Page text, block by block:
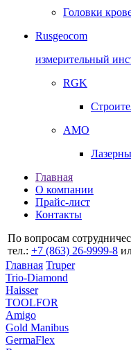
Головки
Rusgeocom
измерительный
RGK
AMO
Главная
О компании
Прайс-лист
Контакты
По вопросам
тел.: +7 (863) 26‐9999‐8
Главная Truper
Trio-Diamond
Haisser
TOOLFOR
Amigo
Gold Manibus
GermaFlex